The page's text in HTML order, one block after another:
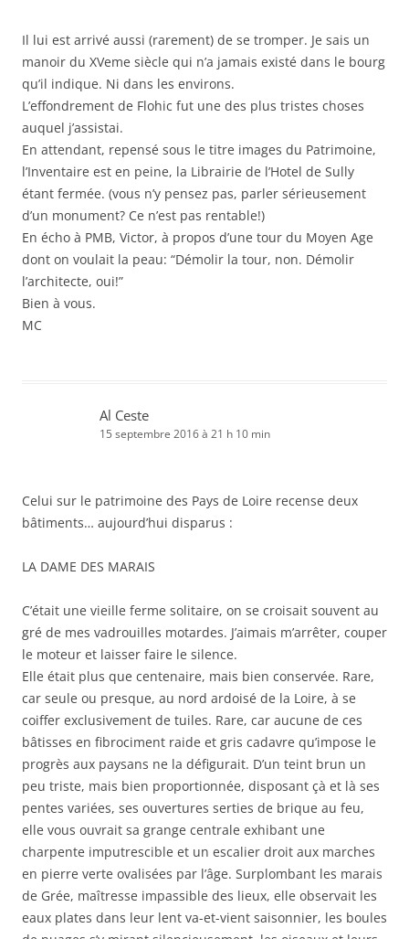
Il lui est arrivé aussi (rarement) de se tromper. Je sais un
manoir du XVeme siècle qui n’a jamais existé dans le bourg
qu’il indique. Ni dans les environs.
L’effondrement de Flohic fut une des plus tristes choses
auquel j’assistai.
En attendant, repensé sous le titre images du Patrimoine,
l’Inventaire est en peine, la Librairie de l’Hotel de Sully
étant fermée. (vous n’y pensez pas, parler sérieusement
d’un monument? Ce n’est pas rentable!)
En écho à PMB, Victor, à propos d’une tour du Moyen Age
dont on voulait la peau: “Démolir la tour, non. Démolir
l’architecte, oui!”
Bien à vous.
MC
Al Ceste
15 septembre 2016 à 21 h 10 min
Celui sur le patrimoine des Pays de Loire recense deux
bâtiments… aujourd’hui disparus :
LA DAME DES MARAIS
C’était une vieille ferme solitaire, on se croisait souvent au
gré de mes vadrouilles motardes. J’aimais m’ar­­rêter, couper
le moteur et laisser faire le silence.
Elle était plus que centenaire, mais bien conservée. Rare,
car seule ou presque, au nord ardoisé de la Loire, à se
coiffer exclusivement de tuiles. Rare, car aucune de ces
bâtisses en fibrociment raide et gris cadavre qu’im­pose le
progrès aux paysans ne la défigurait. D’un teint brun un
peu triste, mais bien proportionnée, disposant çà et là ses
pentes variées, ses ouvertures serties de brique au feu,
elle vous ouvrait sa grange centrale exhibant une
charpente imputrescible et un escalier droit aux marches
en pierre verte ovalisées par l’âge. Surplombant les marais
de Grée, maîtresse impassible des lieux, elle observait les
eaux plates dans leur lent va-et-vient saisonnier, les boules